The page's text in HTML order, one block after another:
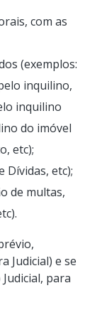
com as
(exemplos:
inquilino,
inquilino
do imóvel
etc);
Dívidas, etc);
de multas,
Judicial) e se
para